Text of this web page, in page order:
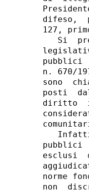
difeso,
127,
Si
pubblici
n. 670/
sono
posti
diritto
pubblici
esclusi
norme
non